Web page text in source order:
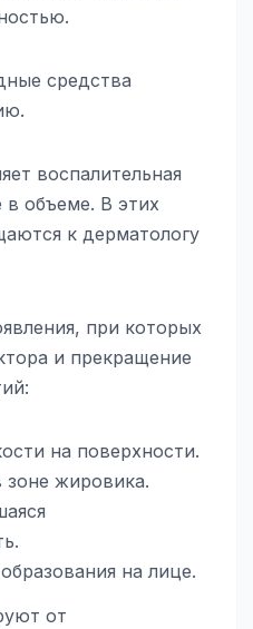
средства
воспалительная
в объеме. В этих
к дерматологу
при которых
и прекращение
на поверхности.
зоне жировика.
на лице.
от